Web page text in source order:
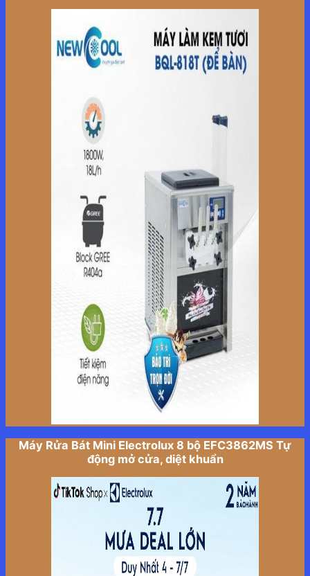
Máy Rửa Bát Mini Electrolux 8 bộ EFC3862MS Tự
động mở cửa, diệt khuẩn